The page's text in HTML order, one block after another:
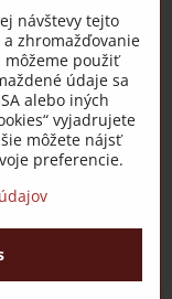
údajov
návštevy tejto
zhromažďovanie
použiť
údaje sa
alebo iných
vyjadrujete
môžete nájsť
preferencie.